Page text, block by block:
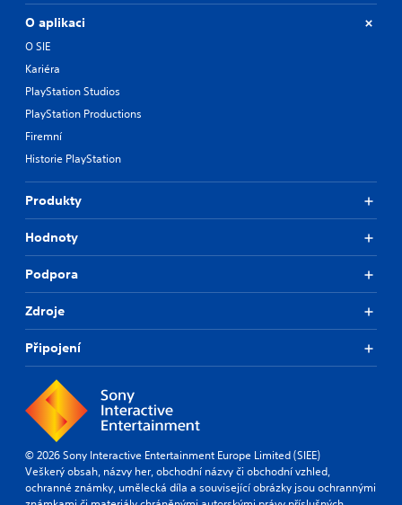
O aplikaci
O SIE
Kariéra
PlayStation Studios
PlayStation Productions
Firemní
Historie PlayStation
Produkty
Hodnoty
Podpora
Zdroje
Připojení
© 2026 Sony Interactive Entertainment Europe Limited (SIEE)
Veškerý obsah, názvy her, obchodní názvy či obchodní vzhled,
ochranné známky, umělecká díla a související obrázky jsou ochrannými